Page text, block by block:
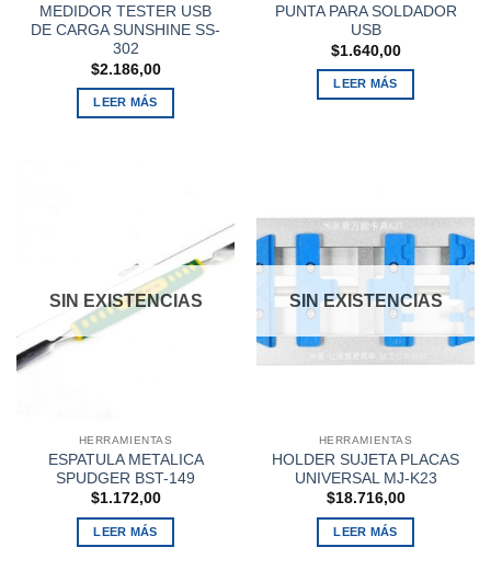
MEDIDOR TESTER USB
DE CARGA SUNSHINE SS-
302
$2.186,00
LEER MÁS
PUNTA PARA SOLDADOR
USB
$1.640,00
LEER MÁS
SIN EXISTENCIAS
HERRAMIENTAS
ESPATULA METALICA
SPUDGER BST-149
$1.172,00
LEER MÁS
SIN EXISTENCIAS
HERRAMIENTAS
HOLDER SUJETA PLACAS
UNIVERSAL MJ-K23
$18.716,00
LEER MÁS